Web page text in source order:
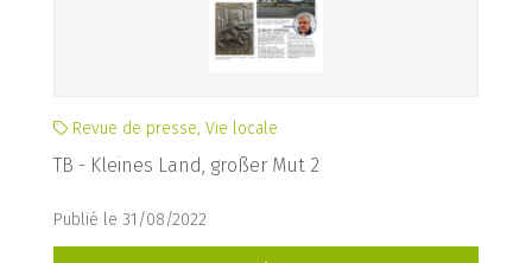
Revue de presse, Vie locale
TB - Kleines Land, großer Mut 2
Publié le 31/08/2022